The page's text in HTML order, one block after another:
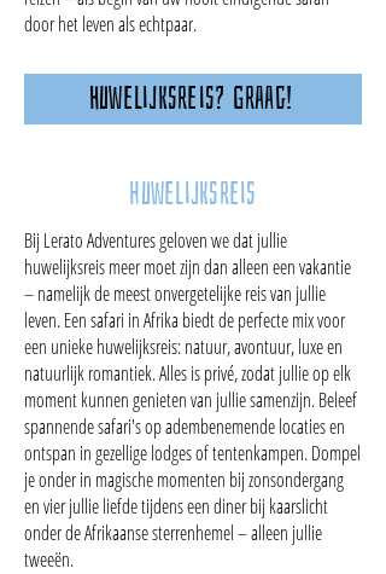
door het leven als echtpaar.
Huwelijksreis? Graag!
huwelijksreis
Bij Lerato Adventures geloven we dat jullie
huwelijksreis meer moet zijn dan alleen een vakantie
– namelijk de meest onvergetelijke reis van jullie
leven. Een safari in Afrika biedt de perfecte mix voor
een unieke huwelijksreis: natuur, avontuur, luxe en
natuurlijk romantiek. Alles is privé, zodat jullie op elk
moment kunnen genieten van jullie samenzijn. Beleef
spannende safari's op adembenemende locaties en
ontspan in gezellige lodges of tentenkampen. Dompel
je onder in magische momenten bij zonsondergang
en vier jullie liefde tijdens een diner bij kaarslicht
onder de Afrikaanse sterrenhemel – alleen jullie
tweeën.